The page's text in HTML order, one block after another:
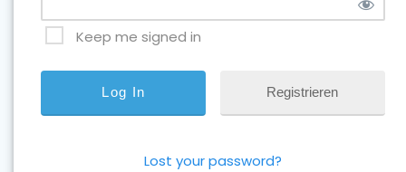
Keep me signed in
Registrieren
Lost your password?